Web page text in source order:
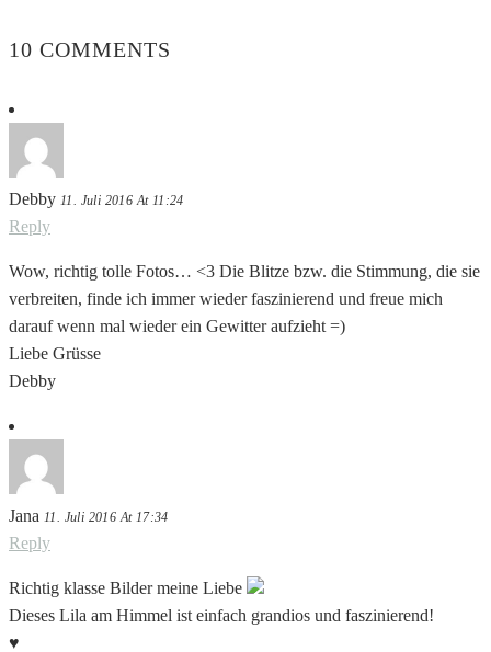
10 COMMENTS
Debby 11. Juli 2016 At 11:24
Reply
Wow, richtig tolle Fotos… <3 Die Blitze bzw. die Stimmung, die sie
verbreiten, finde ich immer wieder faszinierend und freue mich
darauf wenn mal wieder ein Gewitter aufzieht =)
Liebe Grüsse
Debby
Jana 11. Juli 2016 At 17:34
Reply
Richtig klasse Bilder meine Liebe
Dieses Lila am Himmel ist einfach grandios und faszinierend!
♥